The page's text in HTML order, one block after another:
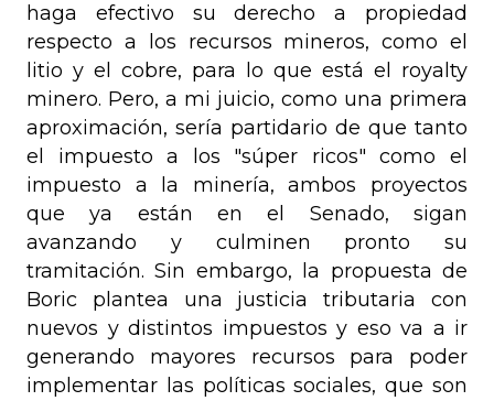
haga efectivo su derecho a propiedad
respecto a los recursos mineros, como el
litio y el cobre, para lo que está el royalty
minero. Pero, a mi juicio, como una primera
aproximación, sería partidario de que tanto
el impuesto a los "súper ricos" como el
impuesto a la minería, ambos proyectos
que ya están en el Senado, sigan
avanzando y culminen pronto su
tramitación. Sin embargo, la propuesta de
Boric plantea una justicia tributaria con
nuevos y distintos impuestos y eso va a ir
generando mayores recursos para poder
implementar las políticas sociales, que son